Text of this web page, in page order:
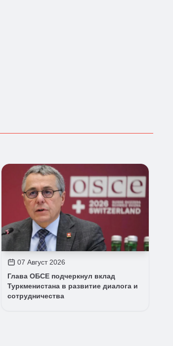
07 Август 2026
Глава ОБСЕ подчеркнул вклад
Туркменистана в развитие диалога и
сотрудничества